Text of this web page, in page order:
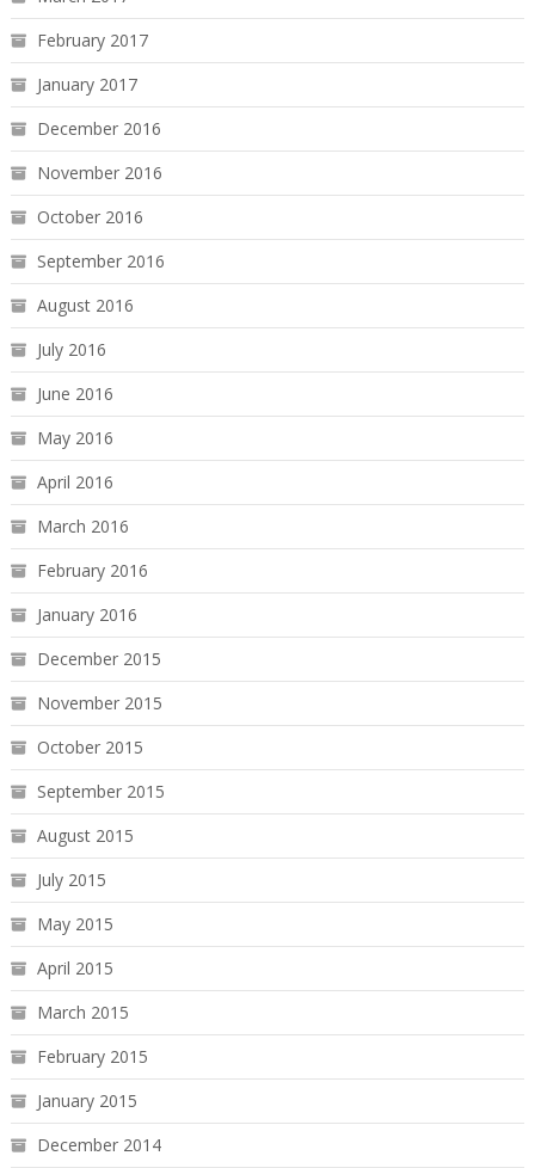
February 2017
January 2017
December 2016
November 2016
October 2016
September 2016
August 2016
July 2016
June 2016
May 2016
April 2016
March 2016
February 2016
January 2016
December 2015
November 2015
October 2015
September 2015
August 2015
July 2015
May 2015
April 2015
March 2015
February 2015
January 2015
December 2014